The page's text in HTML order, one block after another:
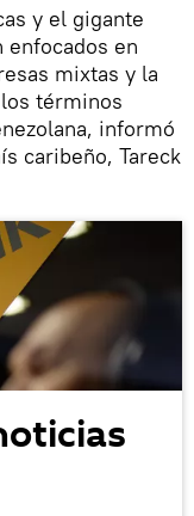
y el gigante
enfocados en
mixtas y la
términos
informó
caribeño, Tareck